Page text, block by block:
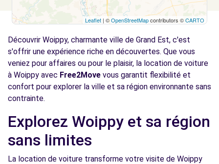
Free2move Rent - DS STORE CAR AVENUE -
METZ (D)
5.8
km
METZ, 57070
Voir l'agence
Free2move Rent - AFP AUTOS - METZ
METZ, 57070
Voir l'agence
Leaflet | ©OpenStreetMapcontributors ©CARTO
Découvrir Woippy, charmante ville de Grand Est, c'est
s'offrir une expérience riche en découvertes. Que vous
veniez pour affaires ou pour le plaisir, la location de voiture
à Woippy avec Free2Move vous garantit flexibilité et
confort pour explorer la ville et sa région environnante sans
contrainte.
Explorez Woippy et sa région
sans limites
La location de voiture transforme votre visite de Woippy